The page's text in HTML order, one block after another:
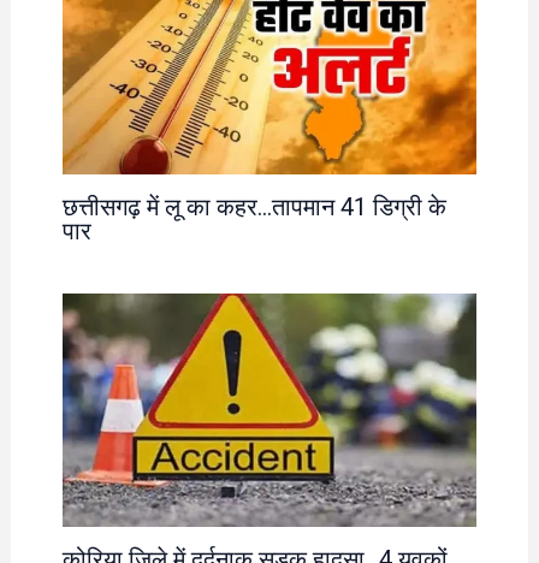
छत्तीसगढ़ में लू का कहर…तापमान 41 डिग्री के
पार